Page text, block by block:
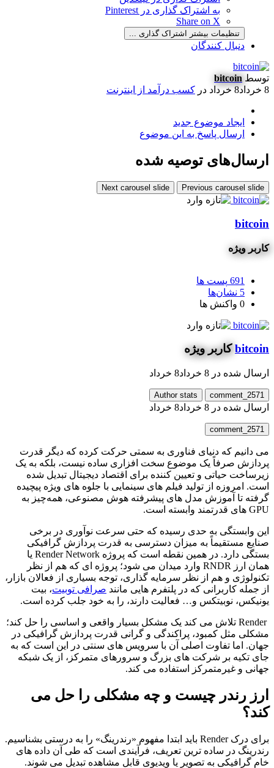
به اشتراک گذاری در Pinterest
Share on X
تنظیمات بیشتر اشتراک گذاری ...
دنبال کنندگان
توسط bitcoin
8 خرداد
8 خرداد در کسب درآمد از اینترنت
ایجاد موضوع جدید
ارسال پاسخ به این موضوع
ارسال‌های توصیه شده
Previous carousel slide
Next carousel slide
bitcoin
کاربر ویژه
691 پست ها
5 نشان‌ها
0 واکنش ها
bitcoin کاربر ویژه
ارسال شده در 8 خرداد 8 خرداد
comment_2571
Author stats
ارسال شده در 8 خرداد 8 خرداد
comment_2571
می‌ دانیم که دنیای فناوری به سمتی حرکت کرده که دیگر قدرت
پردازش صرفاً یک موضوع سخت ‌افزاری ساده نیست، بلکه به یک
زیرساخت حیاتی و تعیین‌ کننده برای اقتصاد دیجیتال تبدیل شده
است. امروزه از تولید فیلم‌ های سینمایی با جلوه‌ های ویژه پیچیده
گرفته تا آموزش مدل‌ های پیشرفته هوش مصنوعی، همه‌چیز به
GPU های قدرتمند وابسته است.
این وابستگی به حدی رسیده که حتی سرعت نوآوری در برخی
صنایع مستقیماً به میزان دسترسی به قدرت پردازش گرافیکی
بستگی دارد. در همین نقطه است که پروژه Render Network یا
همان ارز RNDR وارد میدان می‌ شود؛ پروژه ‌ای که هم از نظر
تکنولوژی و هم از نظر سرمایه ‌گذاری، توجه بسیاری از فعالان بازار،
از جمله کاربرانی که در پلتفرم‌ هایی مانند صرافی توبیت، بیت
یونیکس، نوبیتکس و… فعالیت دارند، را به خود جلب کرده است.
Render تلاش می‌ کند یک مشکل بسیار واقعی و اساسی را حل کند؛
مشکلی مثل کمبود، پراکندگی و گرانی قدرت پردازش گرافیکی در
جهان. اما تفاوت اصلی آن با سرویس ‌های سنتی در این است که به
جای تکیه بر شرکت‌ های بزرگ و سرورهای متمرکز، از یک شبکه
جهانی و غیرمتمرکز استفاده می ‌کند.
ارز رندر چیست و چه مشکلی را حل می‌
کند؟
برای درک Render باید ابتدا مفهوم «رندرینگ» را به ‌درستی بشناسیم.
رندرینگ در ساده ‌ترین تعریف، فرآیندی است که طی آن داده ‌های
خام گرافیکی به تصویر یا ویدیوی قابل مشاهده تبدیل می ‌شوند.